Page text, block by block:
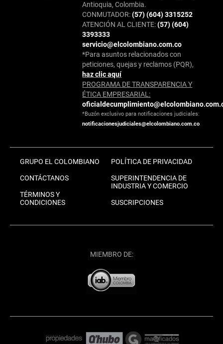
Antioquia, Colombia.
CONMUTADOR:(57) (604) 3315252
ATENCIÓN AL CLIENTE:(57) (604)
3393333
servicio@elcolombiano.com.co
*Para asuntos relacionados con
peticiones, quejas y reclamos (PQR),
haz clic aquí
PROGRAMA DE TRANSPARENCIA Y
ÉTICA EMPRESARIAL:
*Buzón exclusivo para notificaciones judiciales:
notificacionesjudiciales@elcolombiano.com.co
GRUPO EL COLOMBIANO
CONTÁCTANOS
TÉRMINOS Y
CONDICIONES
POLÍTICA DE PRIVACIDAD
SUPERINTENDENCIA DE
INDUSTRIA Y COMERCIO
SUSCRIPCIONES
MIEMBRO DE: